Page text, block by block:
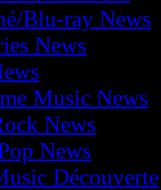
Blu-ray News
News
Music News
News
News
Découverte